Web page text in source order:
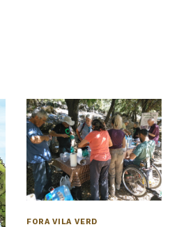
FORA VILA VERD